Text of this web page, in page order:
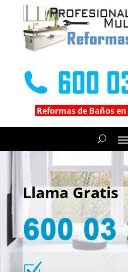
Reformas de Baños en
Llama Gratis